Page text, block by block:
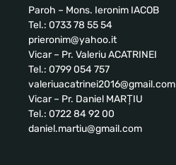
Paroh – Mons. Ieronim IACOB
Tel.: 0733 78 55 54
prieronim@yahoo.it
Vicar – Pr. Valeriu ACATRINEI
Tel.: 0799 054 757
valeriuacatrinei2016@gmail.com
Vicar – Pr. Daniel MARȚIU
Tel.: 0722 84 92 00
daniel.martiu@gmail.com